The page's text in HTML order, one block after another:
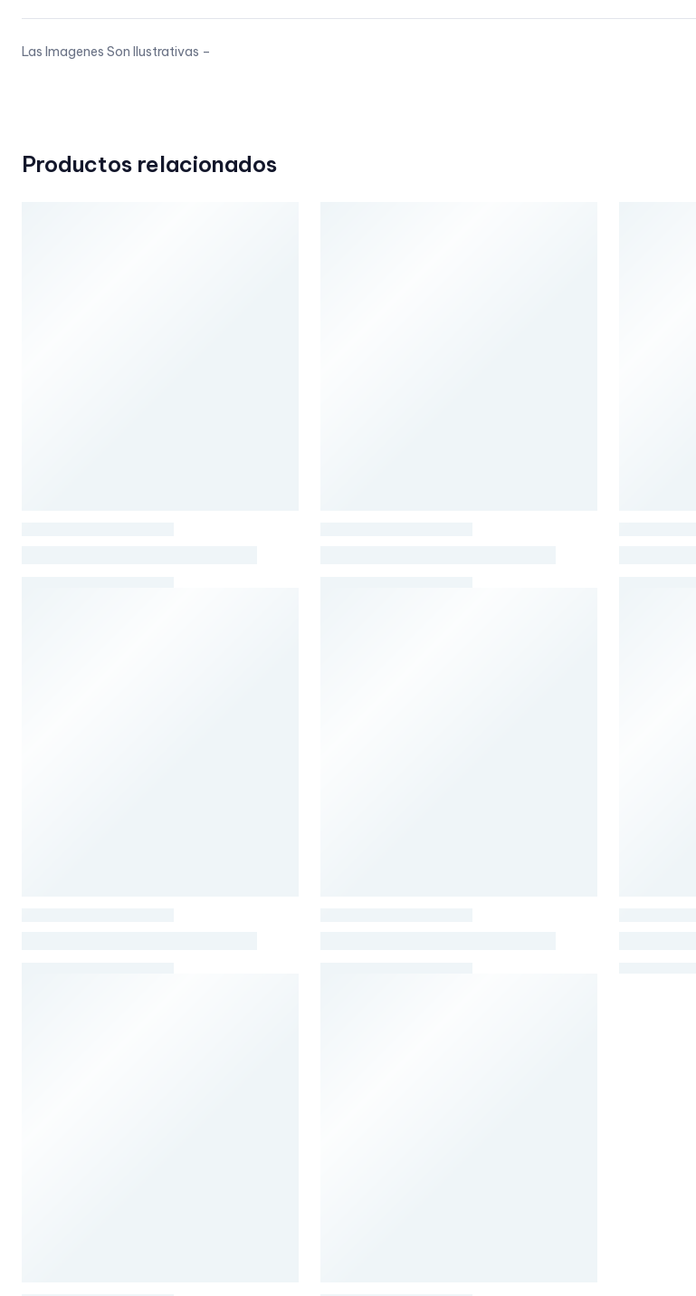
Las Imagenes Son Ilustrativas –
Productos relacionados